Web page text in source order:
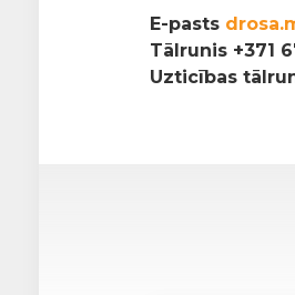
E-pasts
Tālrunis +371
Uzticības